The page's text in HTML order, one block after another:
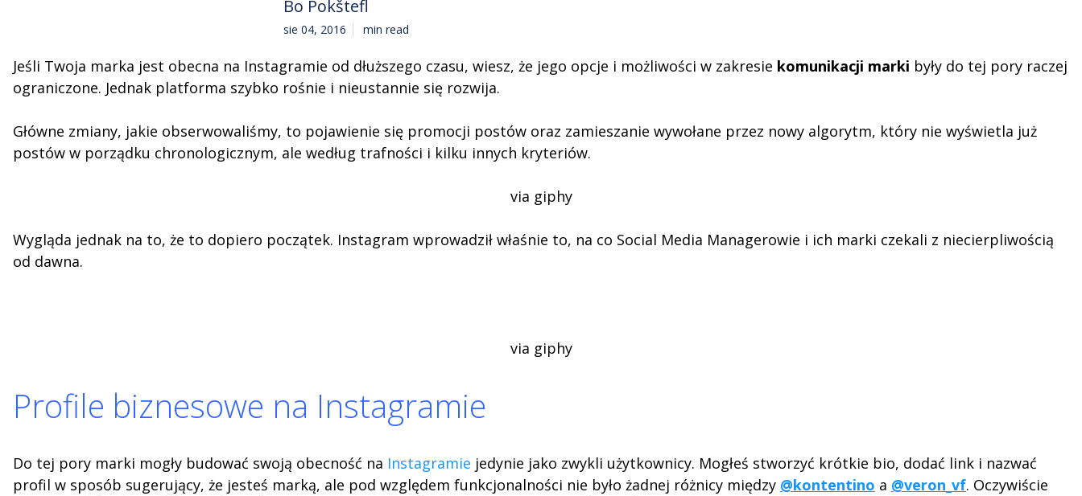
Bo Pokštefl
sie 04, 2016 min read
Jeśli Twoja marka jest obecna na Instagramie od dłuższego czasu, wiesz, że jego opcje i możliwości w zakresie komunikacji marki były do tej pory raczej
ograniczone. Jednak platforma szybko rośnie i nieustannie się rozwija.
Główne zmiany, jakie obserwowaliśmy, to pojawienie się promocji postów oraz zamieszanie wywołane przez nowy algorytm, który nie wyświetla już
postów w porządku chronologicznym, ale według trafności i kilku innych kryteriów.
via giphy
Wygląda jednak na to, że to dopiero początek. Instagram wprowadził właśnie to, na co Social Media Managerowie i ich marki czekali z niecierpliwością
od dawna.
via giphy
Profile biznesowe na Instagramie
Do tej pory marki mogły budować swoją obecność na Instagramie jedynie jako zwykli użytkownicy. Mogłeś stworzyć krótkie bio, dodać link i nazwać
profil w sposób sugerujący, że jesteś marką, ale pod względem funkcjonalności nie było żadnej różnicy między @kontentino a @veron_vf. Oczywiście